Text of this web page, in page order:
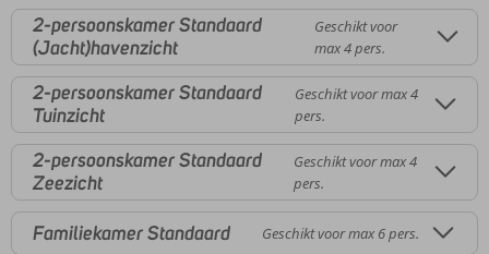
2-persoonskamer Standaard
(Jacht)havenzicht
Geschikt voor
max 4 pers.
2-persoonskamer Standaard
Tuinzicht
Geschikt voor max 4
pers.
2-persoonskamer Standaard
Zeezicht
Geschikt voor max 4
pers.
Familiekamer Standaard Geschikt voor max 6 pers.